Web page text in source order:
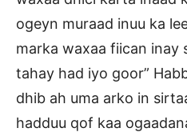
ogeyn muraad inuu ka
marka waxaa fiican inay
tahay had iyo goor”
dhib ah uma arko in
hadduu qof kaa